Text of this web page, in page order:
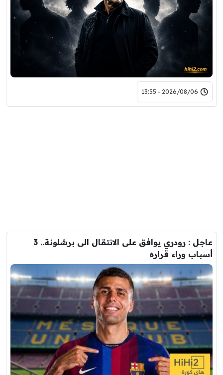
2026/08/06 - 13:55
عاجل : رودري يوافق على الانتقال الى برشلونة.. 3
أسباب وراء قراره